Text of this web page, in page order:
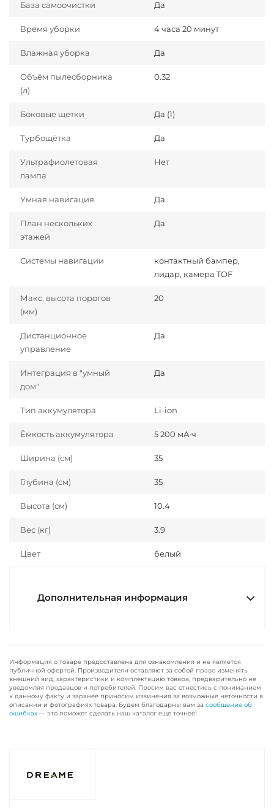
База самоочистки Да
Время уборки 4 часа 20 минут
Влажная уборка Да
Объём пылесборника
(л)
0.32
Боковые щетки Да (1)
Турбощётка Да
Ультрафиолетовая
лампа
Нет
Умная навигация Да
План нескольких
этажей
Да
Системы навигации
контактный бампер,
лидар, камера TOF
Макс. высота порогов
(мм)
20
Дистанционное
управление
Да
Интеграция в "умный
дом"
Да
Тип аккумулятора Li-ion
Ёмкость аккумулятора 5 200 мА·ч
Ширина (см) 35
Глубина (см) 35
Высота (см) 10.4
Вес (кг) 3.9
Цвет белый
Дополнительная информация
Информация о товаре предоставлена для ознакомления и не является
публичной офертой. Производители оставляют за собой право изменять
внешний вид, характеристики и комплектацию товара, предварительно не
уведомляя продавцов и потребителей. Просим вас отнестись с пониманием
к данному факту и заранее приносим извинения за возможные неточности в
описании и фотографиях товара. Будем благодарны вам за сообщение об
ошибках — это поможет сделать наш каталог еще точнее!